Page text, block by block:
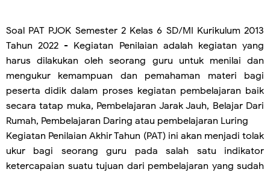
Soal PAT PJOK Semester 2 Kelas 6 SD/MI Kurikulum 2013
Tahun 2022 - Kegiatan Penilaian adalah kegiatan yang
harus dilakukan oleh seorang guru untuk menilai dan
mengukur kemampuan dan pemahaman materi bagi
peserta didik dalam proses kegiatan pembelajaran baik
secara tatap muka, Pembelajaran Jarak Jauh, Belajar Dari
Rumah, Pembelajaran Daring atau pembelajaran Luring
Kegiatan Penilaian Akhir Tahun (PAT) ini akan menjadi tolak
ukur bagi seorang guru pada salah satu indikator
ketercapaian suatu tujuan dari pembelajaran yang sudah